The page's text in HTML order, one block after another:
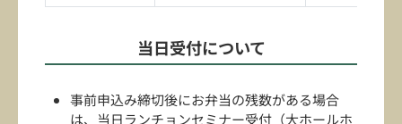
当日受付について
事前申込み締切後にお弁当の残数がある場合
は、当日ランチョンセミナー受付（大ホールホ